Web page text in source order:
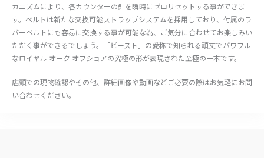
カニズムにより、各カウンターの針を瞬時にゼロリセットする事ができま
す。ベルトは新たな交換可能ストラップシステムを採用しており、付属のラ
バーベルトにも容易に交換する事が可能な為、ご気分に合わせてお楽しみい
ただく事ができるでしょう。「ビースト」の愛称で知られる頑丈でパワフル
なロイヤル オーク オフショアの究極の形が表現された至極の一本です。
店頭での現物確認やその他、詳細画像や動画などご必要の際はお気軽にお問
い合わせください。